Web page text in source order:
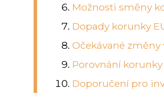
Možnosti směny
Dopady korunky
Očekávané
Porovnání
Doporučení pro